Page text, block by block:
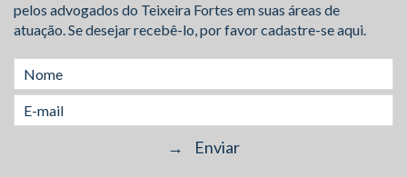
pelos advogados do Teixeira Fortes em suas áreas de
atuação. Se desejar recebê-lo, por favor cadastre-se aqui.